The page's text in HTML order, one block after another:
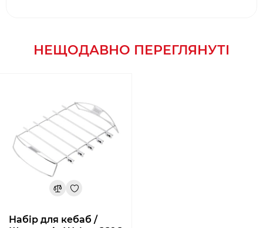
НЕЩОДАВНО ПЕРЕГЛЯНУТІ
Набір для кебаб /